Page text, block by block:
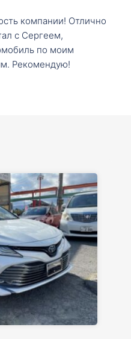
компании! Отлично
с Сергеем,
по моим
Рекомендую!